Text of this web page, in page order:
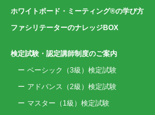
ホワイトボード・ミーティング®の学び方
ファシリテーターのナレッジBOX
検定試験・認定講師制度のご案内
ベーシック（3級）検定試験
アドバンス（2級）検定試験
マスター（1級）検定試験